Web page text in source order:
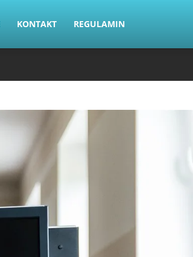
KONTAKT REGULAMIN